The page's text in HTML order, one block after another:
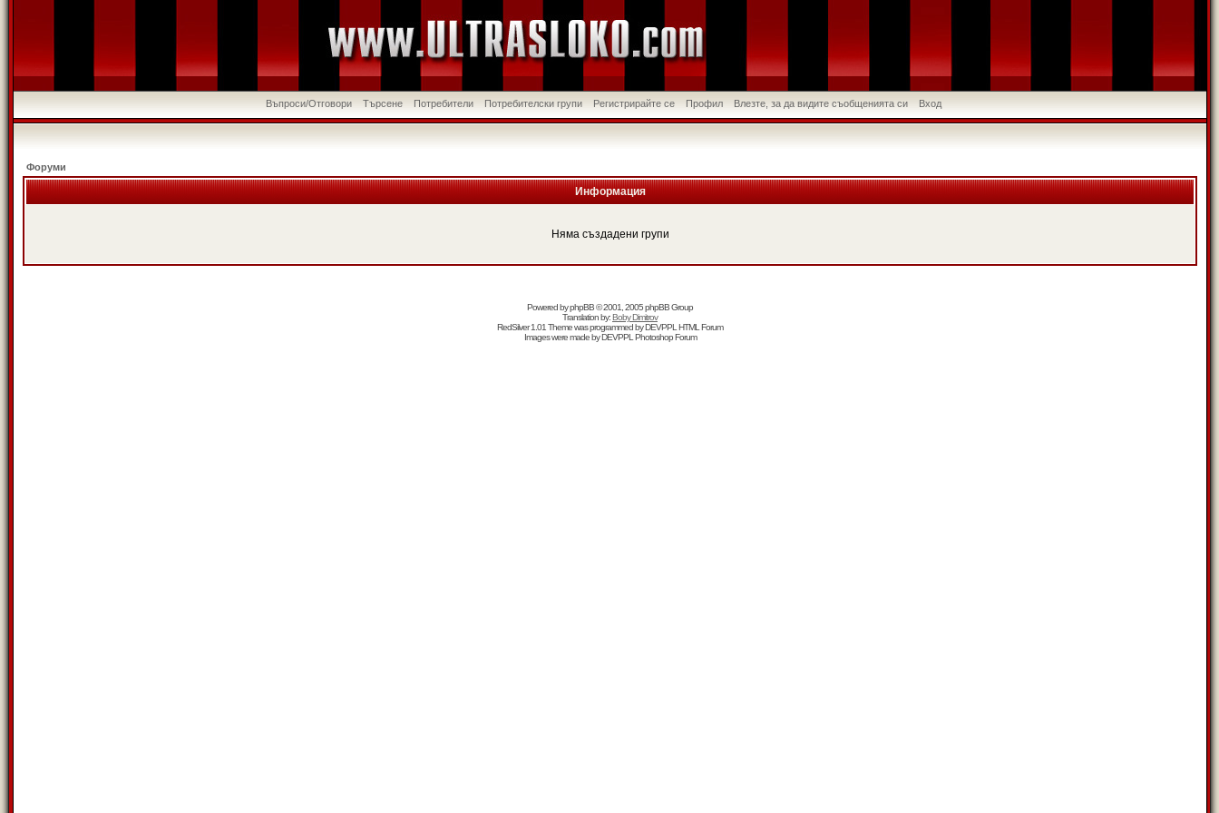
Въпроси/Отговори Търсене Потребители Потребителски групи Регистрирайте се Профил Влезте, за да видите съобщенията си Вход
Форуми
Информация
Няма създадени групи
Powered byphpBB© 2001, 2005 phpBB Group
Translation by:Boby Dimitrov
RedSilver 1.01 Theme was programmed byDEVPPL HTML Forum
Images were made byDEVPPL Photoshop Forum